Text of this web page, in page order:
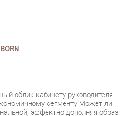
эффектно дополняя образ
презентабельного внешнего
для руководителя BORN.